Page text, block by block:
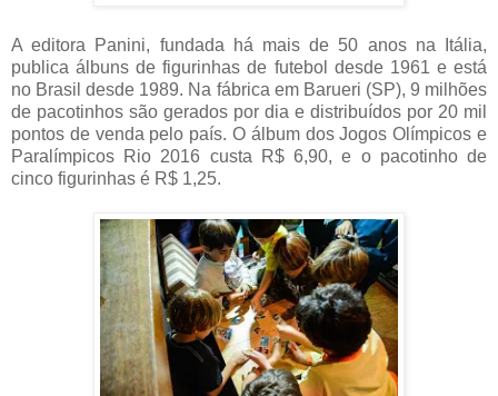
A editora Panini, fundada há mais de 50 anos na Itália,
publica álbuns de figurinhas de futebol desde 1961 e está
no Brasil desde 1989. Na fábrica em Barueri (SP), 9 milhões
de pacotinhos são gerados por dia e distribuídos por 20 mil
pontos de venda pelo país. O álbum dos Jogos Olímpicos e
Paralímpicos Rio 2016 custa R$ 6,90, e o pacotinho de
cinco figurinhas é R$ 1,25.